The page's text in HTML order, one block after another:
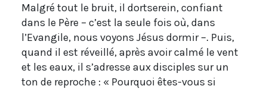
Malgré tout le bruit, il dortserein, confiant
dans le Père – c’est la seule fois où, dans
l’Evangile, nous voyons Jésus dormir –. Puis,
quand il est réveillé, après avoir calmé le vent
et les eaux, il s’adresse aux disciples sur un
ton de reproche : « Pourquoi êtes-vous si